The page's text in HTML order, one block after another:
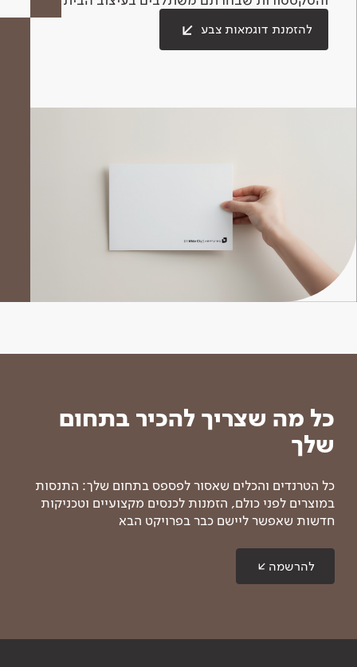
להזמנת דוגמאות צבע
כל מה שצריך להכיר בתחום
שלך
כל הטרנדים והכלים שאסור לפספס בתחום שלך: התנסות
במוצרים לפני כולם, הזמנות לכנסים מקצועיים וטכניקות
חדשות שאפשר ליישם כבר בפרויקט הבא
להרשמה